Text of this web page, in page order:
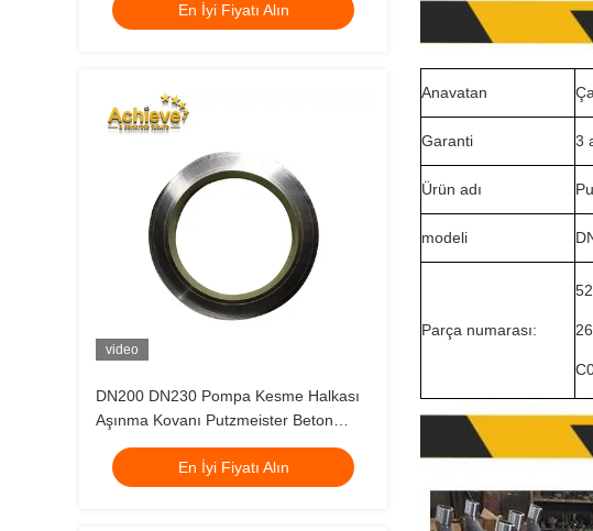
En İyi Fiyatı Alın
video
DN200 DN230 Pompa Kesme Halkası
Aşınma Kovanı Putzmeister Beton
Pompası Yedek Parçaları
En İyi Fiyatı Alın
Anavatan
Garanti 3
Ürün adı
modeli
Parça numarası: